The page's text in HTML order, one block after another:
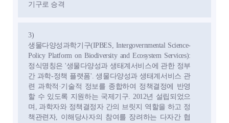
기구로 승격
3)
생물다양성과학기구(IPBES, Intergovernmental Science-
Policy Platform on Biodiversity and Ecosystem Services):
정식명칭은 '생물다양성과 생태계서비스에 관한 정부
간 과학-정책 플랫폼'. 생물다양성과 생태계서비스 관
련 과학적·기술적 정보를 종합하여 정책결정에 반영
할 수 있도록 지원하는 국제기구. 2012년 설립되었으
며, 과학자와 정책결정자 간의 브릿지 역할을 하고 정
책관련자, 이해당사자의 참여를 장려하는 다자간 협